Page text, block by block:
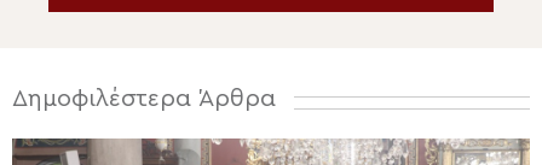
Δημοφιλέστερα Άρθρα